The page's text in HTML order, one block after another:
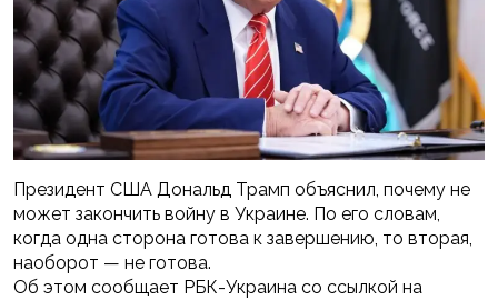
Президент США Дональд Трамп объяснил, почему не
может закончить войну в Украине. По его словам,
когда одна сторона готова к завершению, то вторая,
наоборот — не готова.
Об этом сообщает РБК-Украина со ссылкой на